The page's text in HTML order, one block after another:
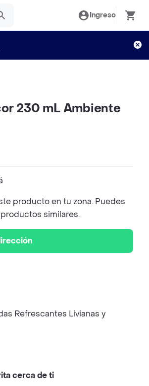
Ingreso
230 mL Ambiente
producto en tu zona. Puedes
similares.
Refrescantes Livianas y
cerca de ti